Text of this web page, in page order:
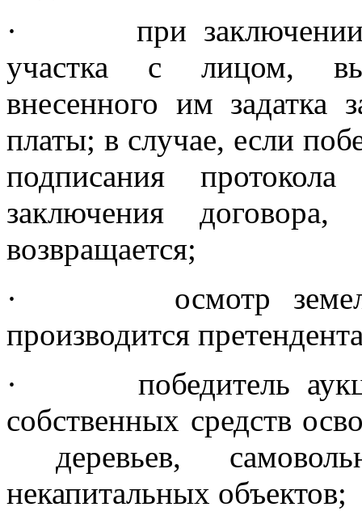
·
при
участка с лицом,
внесенного им задатка
платы; в случае, если
подписания
заключения
возвращается;
·
осмотр
производится
·
победитель
собственных средств
деревьев,
некапитальных объектов;